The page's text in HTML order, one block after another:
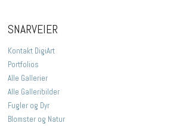
SNARVEIER
Kontakt DigiArt
Portfolios
Alle Gallerier
Alle Galleribilder
Fugler og Dyr
Blomster og Natur